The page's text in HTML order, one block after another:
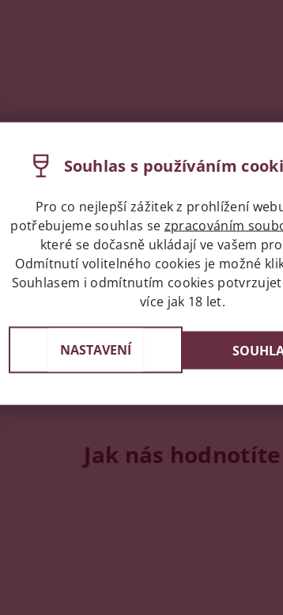
v Praze
Do 24
Jak nás hodnotíte
Souhlas s používáním
Pro co nejlepší zážitek z prohlížení
potřebujeme souhlas se zpracováním
které se dočasně ukládají ve vašem
Odmítnutí volitelného cookies je možné
Souhlasem i odmítnutím cookies
více jak 18 let.
NASTAVENÍ